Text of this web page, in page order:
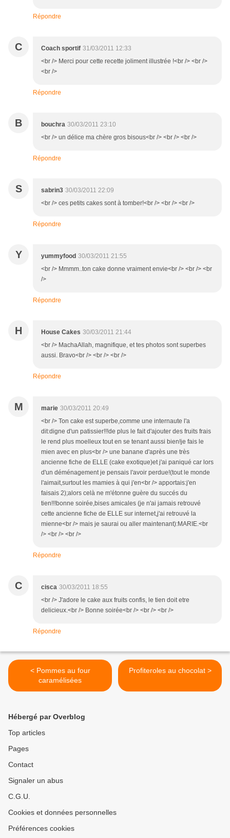
Répondre
C Coach sportif 31/03/2011 12:33
<br /> Merci pour cette recette joliment illustrée !<br /> <br />
<br />
Répondre
B bouchra 30/03/2011 23:10
<br /> un délice ma chère gros bisous<br /> <br /> <br />
Répondre
S sabrin3 30/03/2011 22:09
<br /> ces petits cakes sont à tomber!<br /> <br /> <br />
Répondre
Y yummyfood 30/03/2011 21:55
<br /> Mmmm..ton cake donne vraiment envie<br /> <br /> <br
/>
Répondre
H House Cakes 30/03/2011 21:44
<br /> MachaAllah, magnifique, et tes photos sont superbes
aussi. Bravo<br /> <br /> <br />
Répondre
M marie 30/03/2011 20:49
<br /> Ton cake est superbe,comme une internaute l'a
dit:digne d'un patissier!!!de plus le fait d'ajouter des fruits frais
le rend plus moelleux tout en se tenant aussi bien!je fais le
mien avec en plus<br /> une banane d'après une très
ancienne fiche de ELLE (cake exotique)et j'ai paniqué car lors
d'un déménagement je pensais l'avoir perdue!(tout le monde
l'aimait,surtout les mamies à qui j'en<br /> apportais:j'en
faisais 2);alors celà ne m'étonne guère du succés du
tien!!!bonne soirée,bises amicales (je n'ai jamais retrouvé
cette ancienne fiche de ELLE sur internet,j'ai retrouvé la
mienne<br /> mais je saurai ou aller maintenant):MARIE.<br
/> <br /> <br />
Répondre
C cisca 30/03/2011 18:55
<br /> J'adore le cake aux fruits confis, le tien doit etre
delicieux.<br /> Bonne soirée<br /> <br /> <br />
Répondre
< Pommes au four
caramélisées
Profiteroles au chocolat >
Hébergé par Overblog
Top articles
Pages
Contact
Signaler un abus
C.G.U.
Cookies et données personnelles
Préférences cookies